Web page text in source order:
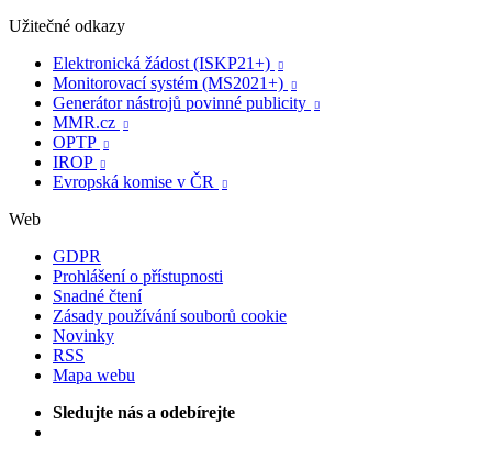
Užitečné odkazy
Elektronická žádost (ISKP21+)

Monitorovací systém (MS2021+) 
Generátor nástrojů povinné publicity 
MMR.cz 
OPTP 
IROP 
Evropská komise v ČR 
Web
GDPR
Prohlášení o přístupnosti
Snadné čtení
Zásady používání souborů cookie
Novinky
RSS
Mapa webu
Sledujte nás a odebírejte